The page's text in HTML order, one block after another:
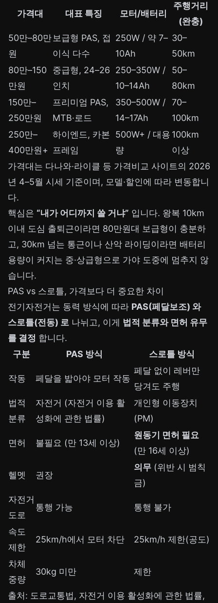
가격대 대표 특징 모터/배터리
주행거리
(완충)
50만–80만
원
보급형 PAS, 접
이식 다수
250W / 약 7–
10Ah
30–
50km
80만–150
만원
중급형, 24–26
인치
250–350W /
10–14Ah
50–
80km
150만–
250만원
프리미엄 PAS,
MTB·로드
350–500W /
14–17Ah
70–
100km
250만–
400만원+
하이엔드, 카본
프레임
500W+ / 대용
량
100km
이상
가격대는 다나와·라이클 등 가격비교 사이트의 2026
년 4–5월 시세 기준이며, 모델·할인에 따라 변동합니
다.
핵심은 “내가 어디까지 쓸 거냐” 입니다. 왕복 10km
이내 도심 출퇴근이라면 80만원대 보급형이 충분하
고, 30km 넘는 통근이나 산악 라이딩이라면 배터리
용량이 커지는 중·상급형으로 가야 도중에 멈추지 않
습니다.
PAS vs 스로틀, 가격보다 더 중요한 차이
전기자전거는 동력 방식에 따라 PAS(페달보조) 와
스로틀(전동) 로 나뉘고, 이게 법적 분류와 면허 유무
를 결정 합니다.
구분
PAS 방식 스로틀 방식
작동 페달을 밟아야 모터 작동
페달 없이 레버만
당겨도 주행
법적
분류
자전거 (자전거 이용 활
성화에 관한 법률)
개인형 이동장치
(PM)
면허 불필요 (만 13세 이상)
원동기 면허 필요
(만 16세 이상)
헬멧 권장
의무 (위반 시 범칙
금)
자전거
도로
통행 가능 통행 불가
속도
제한
25km/h에서 모터 차단 25km/h 제한(공도)
차체
중량
30kg 미만 제한
출처: 도로교통법, 자전거 이용 활성화에 관한 법률,